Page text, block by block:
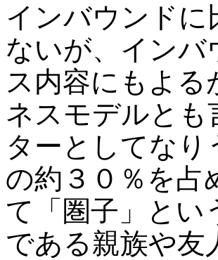
インバウンド
ないが、インバ
ス内容にもよる
ネスモデルとも
ターとしてなり
の約３０％を占
て「圏子」とい
である親族や友